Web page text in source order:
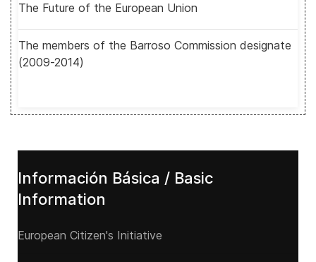
The Future of the European Union
The members of the Barroso Commission designate
(2009-2014)
Información Básica / Basic
Information
European Citizen's Initiative